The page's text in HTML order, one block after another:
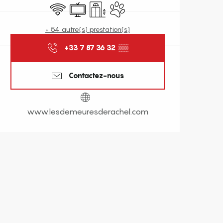
WiFi TélévisionAscenseurAnimaux acceptés
+ 54 autre(s) prestation(s)
+33 7 87 36 32 ▒▒
Contactez-nous
www.lesdemeuresderachel.com